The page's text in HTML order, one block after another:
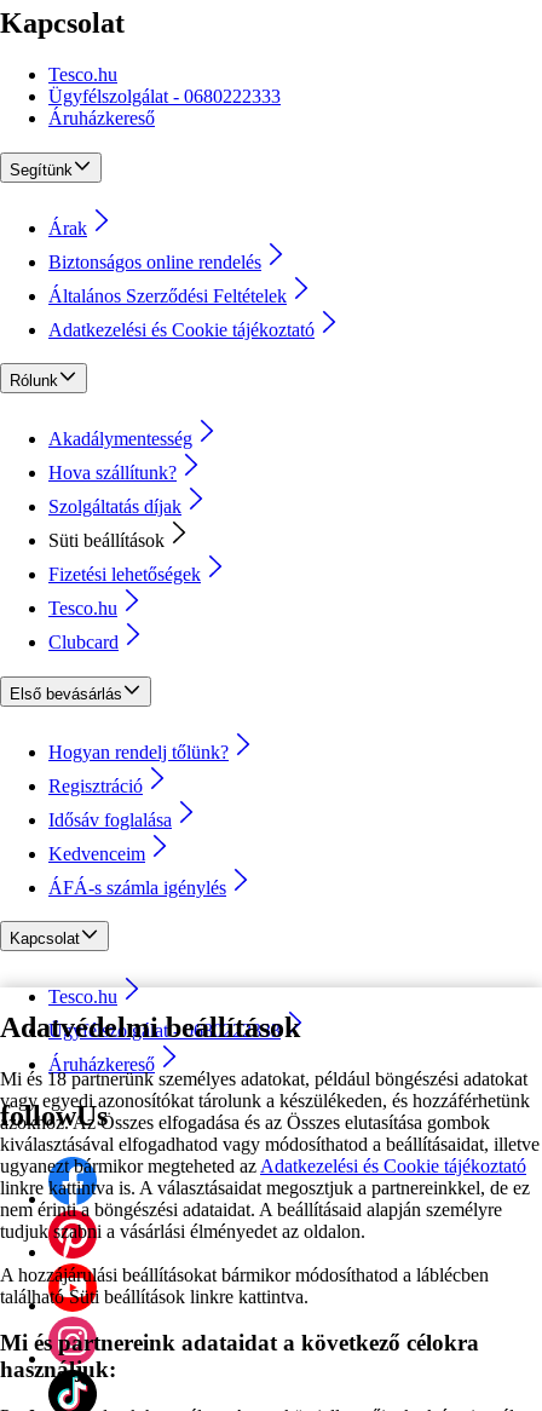
Adatvédelmi beállítások
Mi és 18 partnerünk személyes adatokat, például böngészési adatokat
vagy egyedi azonosítókat tárolunk a készülékeden, és hozzáférhetünk
azokhoz. Az Összes elfogadása és az Összes elutasítása gombok
kiválasztásával elfogadhatod vagy módosíthatod a beállításaidat, illetve
ugyanezt bármikor megteheted az Adatkezelési és Cookie tájékoztató
linkre kattintva is. A választásaidat megosztjuk a partnereinkkel, de ez
nem érinti a böngészési adataidat. A beállításaid alapján személyre
tudjuk szabni a vásárlási élményedet az oldalon.
A hozzájárulási beállításokat bármikor módosíthatod a láblécben
található Süti beállítások linkre kattintva.
Mi és partnereink adataidat a következő célokra
használjuk:
Kapcsolat
Tesco.hu
Ügyfélszolgálat - 0680222333
Áruházkereső
Segítünk
Árak
Biztonságos online rendelés
Általános Szerződési Feltételek
Adatkezelési és Cookie tájékoztató
Rólunk
Akadálymentesség
Hova szállítunk?
Szolgáltatás díjak
Süti beállítások
Fizetési lehetőségek
Tesco.hu
Clubcard
Első bevásárlás
Hogyan rendelj tőlünk?
Regisztráció
Idősáv foglalása
Kedvenceim
ÁFÁ-s számla igénylés
Kapcsolat
Tesco.hu
Ügyfélszolgálat - 0680222333
Áruházkereső
followUs